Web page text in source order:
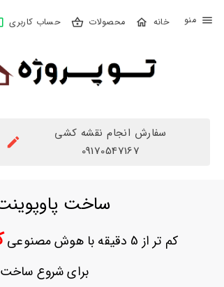
محصولات حساب کاربری خرید
بستن
محصولات
سفارش انجام نقشه کشی
09170547167
ساخت
کم تر از 5 دقیقه با هوش مصنوعی
برای شروع ساخت